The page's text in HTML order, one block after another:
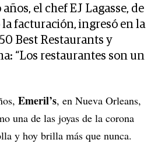
el chef EJ Lagasse, de
facturación, ingresó en la
Best Restaurants y
“Los restaurantes son un
Emeril’s, en Nueva Orleans,
una de las joyas de la corona
y hoy brilla más que nunca.